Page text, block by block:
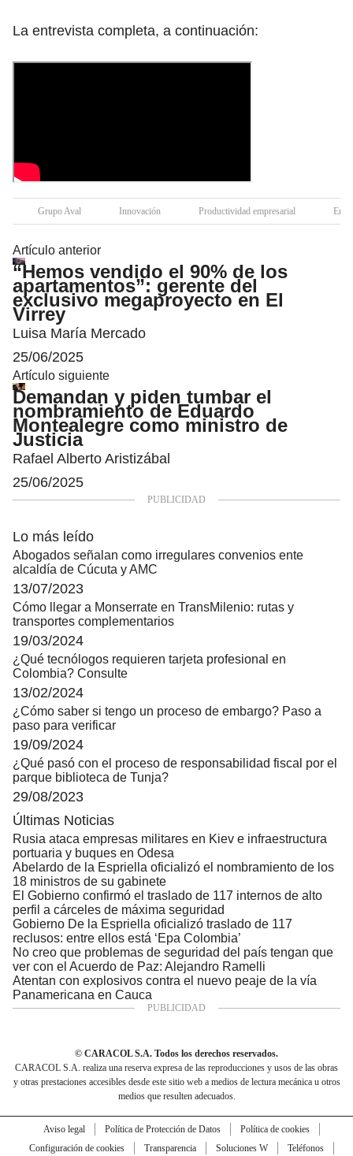
La entrevista completa, a continuación:
Grupo Aval Innovación Productividad empresarial
Artículo anterior
“Hemos vendido el 90% de los
apartamentos”: gerente del
exclusivo megaproyecto en El
Virrey
Luisa María Mercado
25/06/2025
Artículo siguiente
Demandan y piden tumbar el
nombramiento de Eduardo
Montealegre como ministro de
Justicia
Rafael Alberto Aristizábal
25/06/2025
Lo más leído
Abogados señalan como irregulares convenios ente
alcaldía de Cúcuta y AMC
13/07/2023
Cómo llegar a Monserrate en TransMilenio: rutas y
transportes complementarios
19/03/2024
¿Qué tecnólogos requieren tarjeta profesional en
Colombia? Consulte
13/02/2024
¿Cómo saber si tengo un proceso de embargo? Paso a
paso para verificar
19/09/2024
¿Qué pasó con el proceso de responsabilidad fiscal por el
parque biblioteca de Tunja?
29/08/2023
Últimas Noticias
Rusia ataca empresas militares en Kiev e infraestructura
portuaria y buques en Odesa
Abelardo de la Espriella oficializó el nombramiento de los
18 ministros de su gabinete
El Gobierno confirmó el traslado de 117 internos de alto
perfil a cárceles de máxima seguridad
Gobierno De la Espriella oficializó traslado de 117
reclusos: entre ellos está ‘Epa Colombia’
No creo que problemas de seguridad del país tengan que
ver con el Acuerdo de Paz: Alejandro Ramelli
Atentan con explosivos contra el nuevo peaje de la vía
Panamericana en Cauca
© CARACOL S.A. Todos los derechos reservados.
CARACOL S.A. realiza una reserva expresa de las reproducciones y usos de las obras
y otras prestaciones accesibles desde este sitio web a medios de lectura mecánica u otros
medios que resulten adecuados.
Aviso legal Política de Protección de Datos
Política de cookies
Configuración de cookies
Transparencia Soluciones W
Teléfonos